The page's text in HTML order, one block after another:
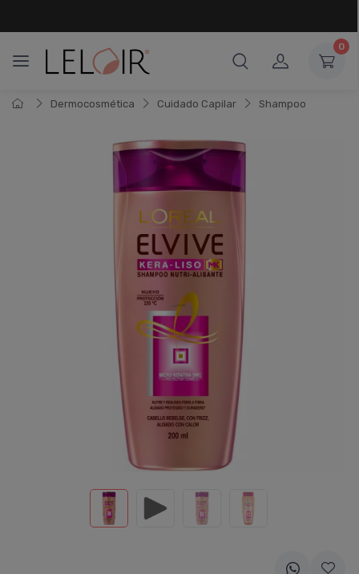
0
Dermocosmética Cuidado Capilar Shampoo